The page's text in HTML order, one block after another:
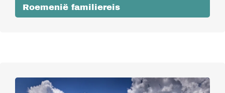
Roemenië familiereis